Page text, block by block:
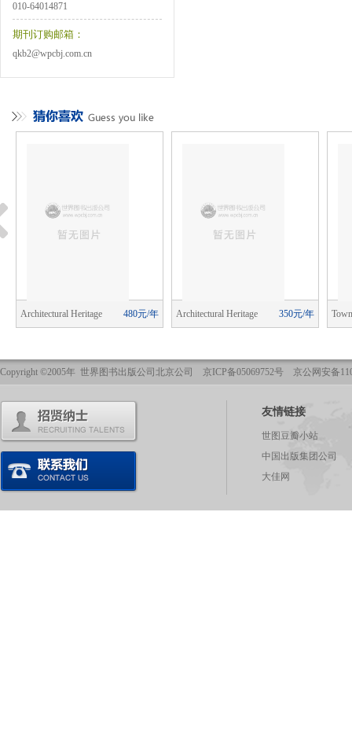
010-64014871
期刊订购邮箱：
qkb2@wpcbj.com.cn
480元/年
Architectural Heritage 350元/年
Architectural Heritage
Copyright ©2005年 世界图书出版公司北京公司 京ICP备05069752号 京公网安备
友情链接
世图豆瓣小站
中国出版集团公司
大佳网